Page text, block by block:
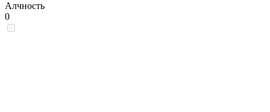
Алчность
0